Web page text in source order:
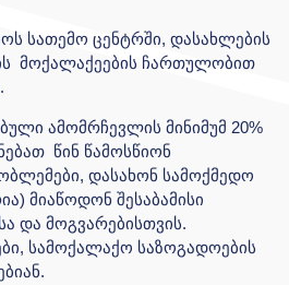
სათემო ცენტრში, დასახლების
მოქალაქეების ჩართულობით
ამომრჩევლის მინიმუმ 20%
წინ წამოსწიონ
დასახონ სამოქმედო
მიაწოდონ შესაბამისი
და მოგვარებისთვის.
სამოქალაქო საზოგადოების